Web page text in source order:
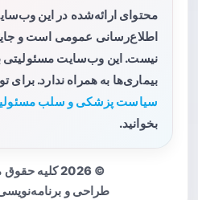
محتوای ارائه‌شده در این
اطلاع‌رسانی عمومی است و
نیست. این وب‌سایت مسئولیتی
بیماری‌ها به همراه ندارد.
سیاست پزشکی و سلب
بخوانید.
© 2026 کلیه حقوق محفوظ است.
طراحی و